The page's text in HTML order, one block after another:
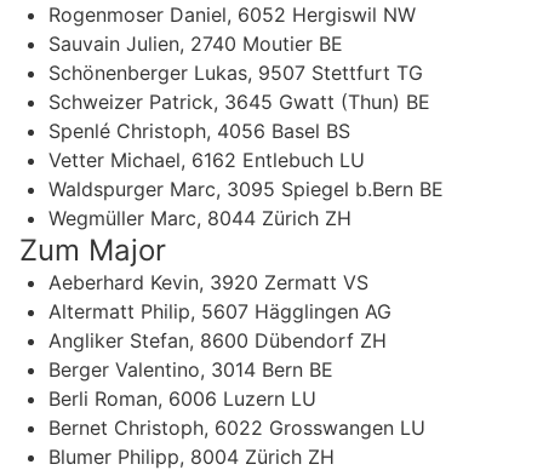
Rogenmoser Daniel, 6052 Hergiswil NW
Sauvain Julien, 2740 Moutier BE
Schönenberger Lukas, 9507 Stettfurt TG
Schweizer Patrick, 3645 Gwatt (Thun) BE
Spenlé Christoph, 4056 Basel BS
Vetter Michael, 6162 Entlebuch LU
Waldspurger Marc, 3095 Spiegel b.Bern BE
Wegmüller Marc, 8044 Zürich ZH
Zum Major
Aeberhard Kevin, 3920 Zermatt VS
Altermatt Philip, 5607 Hägglingen AG
Angliker Stefan, 8600 Dübendorf ZH
Berger Valentino, 3014 Bern BE
Berli Roman, 6006 Luzern LU
Bernet Christoph, 6022 Grosswangen LU
Blumer Philipp, 8004 Zürich ZH